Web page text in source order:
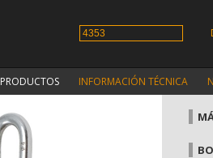
PRODUCTOS INFORMACIÓN TÉCNICA